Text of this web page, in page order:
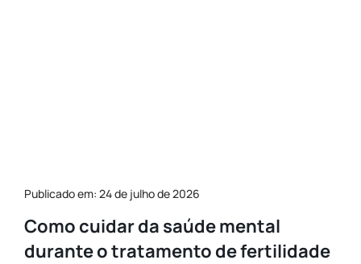
Publicado em: 24 de julho de 2026
Como cuidar da saúde mental
durante o tratamento de fertilidade